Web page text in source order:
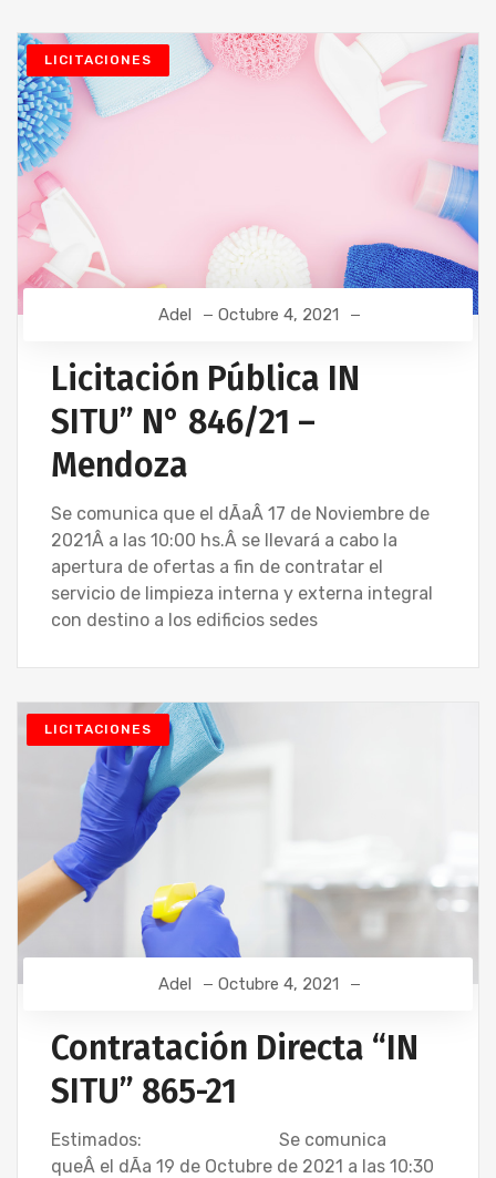
LICITACIONES
Adel Octubre 4, 2021
Licitación Pública IN
SITU” N° 846/21 –
Mendoza
Se comunica que el dÃ­aÂ 17 de Noviembre de
2021Â a las 10:00 hs.Â se llevará a cabo la
apertura de ofertas a fin de contratar el
servicio de limpieza interna y externa integral
con destino a los edificios sedes
LICITACIONES
Adel Octubre 4, 2021
Contratación Directa “IN
SITU” 865-21
Estimados: Se comunica
queÂ el dÃ­a 19 de Octubre de 2021 a las 10:30